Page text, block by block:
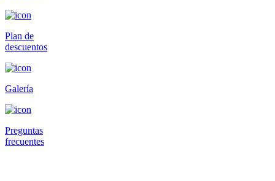
Plan de
descuentos
Galería
Preguntas
frecuentes